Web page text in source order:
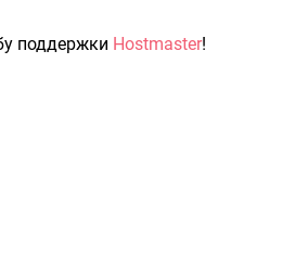
поддержки Hostmaster!